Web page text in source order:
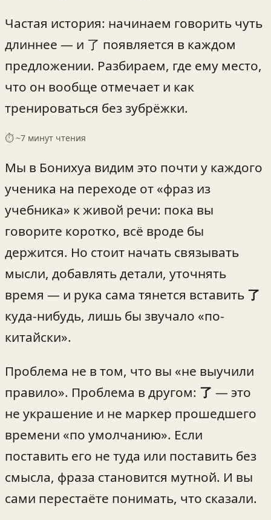
Частая история: начинаем говорить чуть
длиннее — и 了 появляется в каждом
предложении. Разбираем, где ему место,
что он вообще отмечает и как
тренироваться без зубрёжки.
⏱ ~7 минут чтения
Мы в Бонихуа видим это почти у каждого
ученика на переходе от «фраз из
учебника» к живой речи: пока вы
говорите коротко, всё вроде бы
держится. Но стоит начать связывать
мысли, добавлять детали, уточнять
время — и рука сама тянется вставить 了
куда-нибудь, лишь бы звучало «по-
китайски».
Проблема не в том, что вы «не выучили
правило». Проблема в другом: 了 — это
не украшение и не маркер прошедшего
времени «по умолчанию». Если
поставить его не туда или поставить без
смысла, фраза становится мутной. И вы
сами перестаёте понимать, что сказали.